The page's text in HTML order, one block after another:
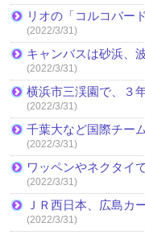
リオの「コルコバー
(2022/3/31)
キャンバスは砂浜、
(2022/3/31)
横浜市三渓園で、３
(2022/3/31)
千葉大など国際チー
(2022/3/31)
ワッペンやネクタイ
(2022/3/31)
ＪＲ西日本、広島カ
(2022/3/31)